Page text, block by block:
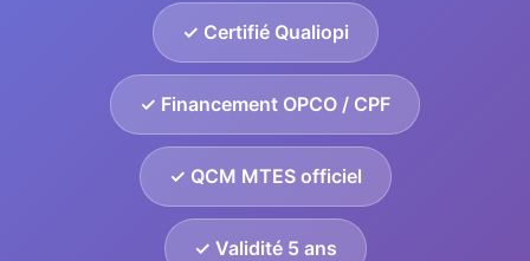
✓ Certifié Qualiopi
✓ Financement OPCO / CPF
✓ QCM MTES officiel
✓ Validité 5 ans